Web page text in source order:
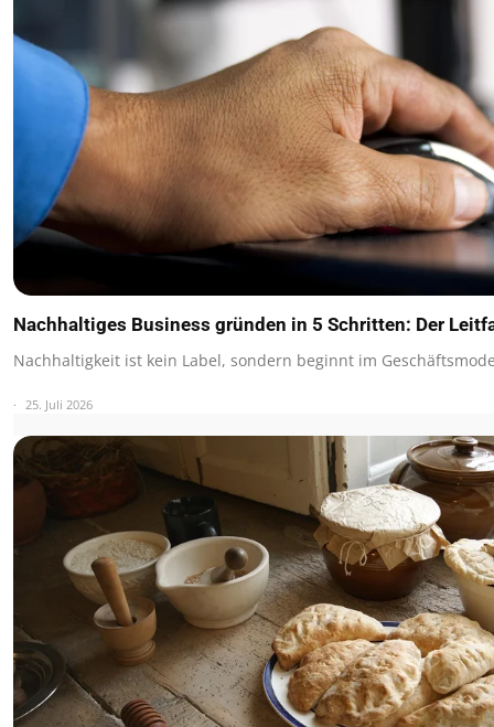
Nachhaltiges Business gründen in 5 Schritten: Der
Nachhaltigkeit ist kein Label, sondern beginnt im
25. Juli 2026